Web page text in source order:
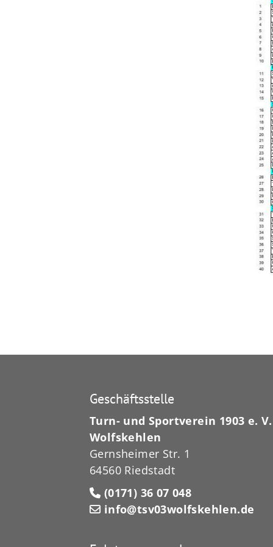
Geschäftsstelle
Turn- und Sportverein 1903 e. V.
Wolfskehlen
Gernsheimer Str. 1
64560 Riedstadt
(0171) 36 07 048
info@tsv03wolfskehlen.de